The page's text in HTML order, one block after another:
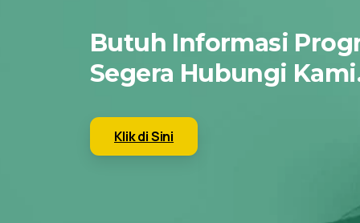
Butuh Informasi
Segera Hubungi
Klik di Sini